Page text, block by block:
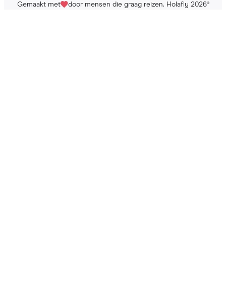
Gemaakt met door mensen die graag reizen. Holafly 2026®